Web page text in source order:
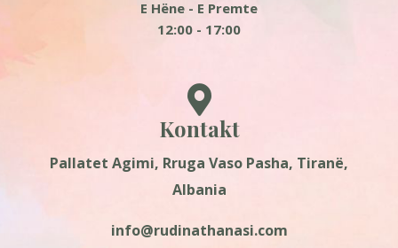
E Hëne - E Premte
12:00 - 17:00
Kontakt
Pallatet Agimi, Rruga Vaso Pasha, Tiranë,
Albania
info@rudinathanasi.com